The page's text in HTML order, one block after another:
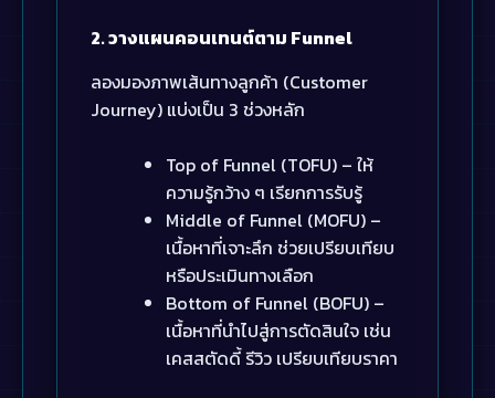
2. วางแผนคอนเทนต์ตาม Funnel
ลองมองภาพเส้นทางลูกค้า (Customer
Journey) แบ่งเป็น 3 ช่วงหลัก
Top of Funnel (TOFU) – ให้
ความรู้กว้าง ๆ เรียกการรับรู้
Middle of Funnel (MOFU) –
เนื้อหาที่เจาะลึก ช่วยเปรียบเทียบ
หรือประเมินทางเลือก
Bottom of Funnel (BOFU) –
เนื้อหาที่นำไปสู่การตัดสินใจ เช่น
เคสสตัดดี้ รีวิว เปรียบเทียบราคา